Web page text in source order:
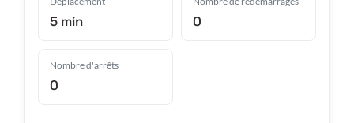
5 min 0
Nombre d'arrêts
0